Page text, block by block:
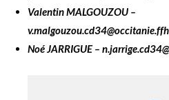
Valentin MALGOUZOU –
Noé JARRIGUE –